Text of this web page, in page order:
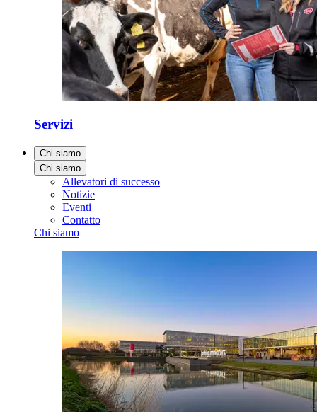
Servizi
Chi siamo
Chi siamo
Allevatori di successo
Notizie
Eventi
Contatto
Chi siamo